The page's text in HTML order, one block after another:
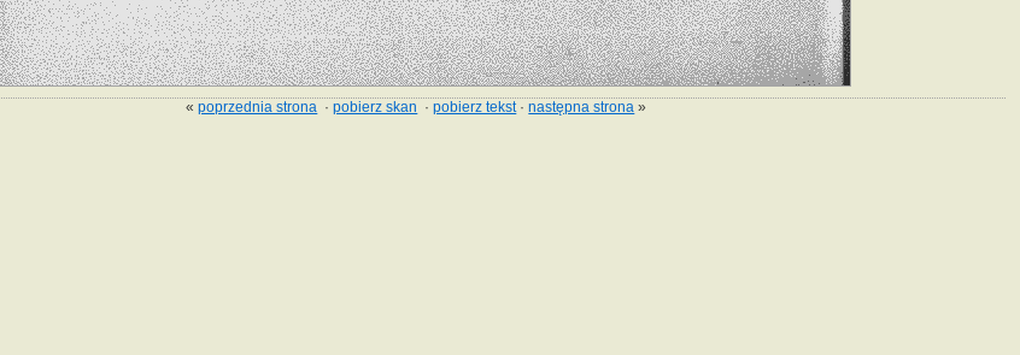
«poprzednia strona ·pobierz skan ·pobierz tekst·następna strona »